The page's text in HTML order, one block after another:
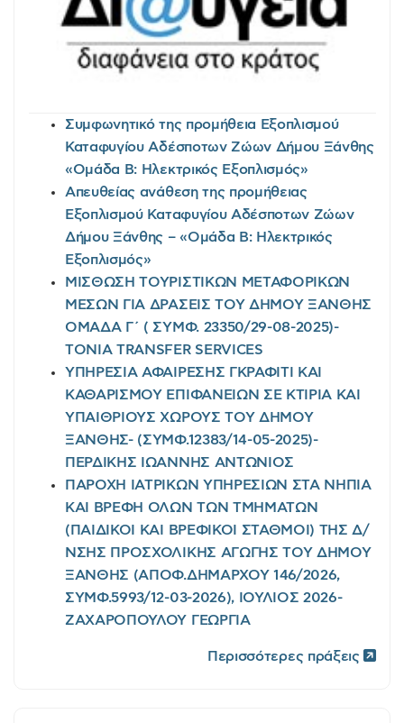
Συμφωνητικό της προμήθεια Εξοπλισμού
Καταφυγίου Αδέσποτων Ζώων Δήμου Ξάνθης
«Ομάδα Β: Ηλεκτρικός Εξοπλισμός»
Απευθείας ανάθεση της προμήθειας
Εξοπλισμού Καταφυγίου Αδέσποτων Ζώων
Δήμου Ξάνθης – «Ομάδα Β: Ηλεκτρικός
Εξοπλισμός»
ΜΙΣΘΩΣΗ ΤΟΥΡΙΣΤΙΚΩΝ ΜΕΤΑΦΟΡΙΚΩΝ
ΜΕΣΩΝ ΓΙΑ ΔΡΑΣΕΙΣ ΤΟΥ ΔΗΜΟΥ ΞΑΝΘΗΣ
ΟΜΑΔΑ Γ΄ ( ΣΥΜΦ. 23350/29-08-2025)-
TONIA TRANSFER SERVICES
ΥΠΗΡΕΣΙΑ ΑΦΑΙΡΕΣΗΣ ΓΚΡΑΦΙΤΙ ΚΑΙ
ΚΑΘΑΡΙΣΜΟΥ ΕΠΙΦΑΝΕΙΩΝ ΣΕ ΚΤΙΡΙΑ ΚΑΙ
ΥΠΑΙΘΡΙΟΥΣ ΧΩΡΟΥΣ ΤΟΥ ΔΗΜΟΥ
ΞΑΝΘΗΣ- (ΣΥΜΦ.12383/14-05-2025)-
ΠΕΡΔΙΚΗΣ ΙΩΑΝΝΗΣ ΑΝΤΩΝΙΟΣ
ΠΑΡΟΧΗ ΙΑΤΡΙΚΩΝ ΥΠΗΡΕΣΙΩΝ ΣΤΑ ΝΗΠΙΑ
ΚΑΙ ΒΡΕΦΗ ΟΛΩΝ ΤΩΝ ΤΜΗΜΑΤΩΝ
(ΠΑΙΔΙΚΟΙ ΚΑΙ ΒΡΕΦΙΚΟΙ ΣΤΑΘΜΟΙ) ΤΗΣ Δ/
ΝΣΗΣ ΠΡΟΣΧΟΛΙΚΗΣ ΑΓΩΓΗΣ ΤΟΥ ΔΗΜΟΥ
ΞΑΝΘΗΣ (ΑΠΟΦ.ΔΗΜΑΡΧΟΥ 146/2026,
ΣΥΜΦ.5993/12-03-2026), ΙΟΥΛΙΟΣ 2026-
ΖΑΧΑΡΟΠΟΥΛΟΥ ΓΕΩΡΓΙΑ
Περισσότερες πράξεις